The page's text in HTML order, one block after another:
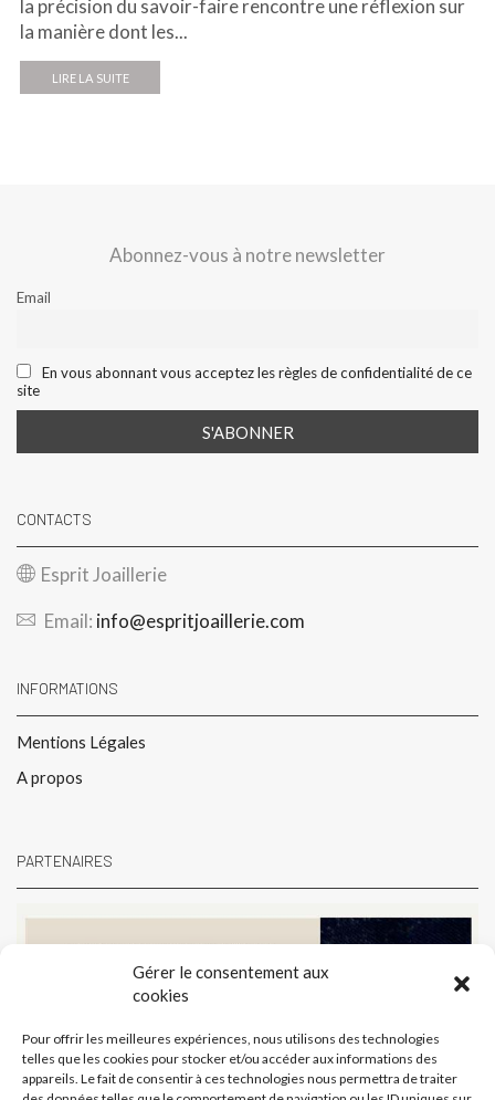
Gérer le consentement aux
cookies
Pour offrir les meilleures expériences, nous utilisons des technologies
telles que les cookies pour stocker et/ou accéder aux informations des
appareils. Le fait de consentir à ces technologies nous permettra de traiter
la précision du savoir-faire rencontre une réflexion sur
la manière dont les...
LIRE LA SUITE
Abonnez-vous à notre newsletter
Email
En vous abonnant vous acceptez les règles de confidentialité de ce
site
CONTACTS
Esprit Joaillerie
Email: info@espritjoaillerie.com
INFORMATIONS
Mentions Légales
A propos
PARTENAIRES